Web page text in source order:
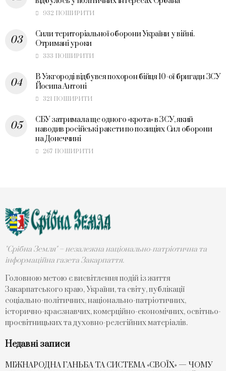
932 ПОШИРИТИ
Сили територіальної оборони України у війні.
Отримані уроки
333 ПОШИРИТИ
В Ужгороді відбувся похорон бійця 10-ої бригади ЗСУ
Йосипа Антоні
321 ПОШИРИТИ
СБУ затримала ще одного «крота» в ЗСУ, який
наводив російські ракети по позиціях Сил оборони
на Донеччині
267 ПОШИРИТИ
"Срібна Земля" – незалежна національно-патріотична та
інформаційна газета Закарпаття.
Головною метою є висвітлення подій із життя
Закарпатського краю, України, та світу, публікації
соціально-політичних, національно-патріотичних,
історично-краєзнавчих, комерційно-економічних, освітньо-
просвітницьких та духовно-релегійних матеріалів.
Недавні записи
МІЖНАРОДНА ГАНЬБА ТА СИСТЕМА «СВОЇХ» — ЧОМУ